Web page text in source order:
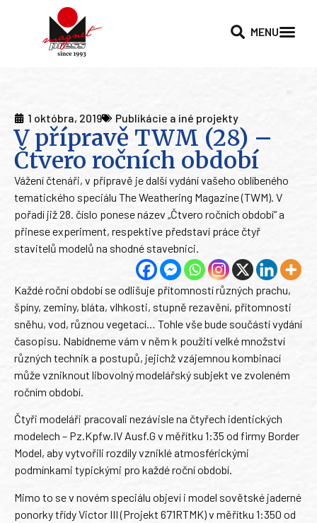
MENU
1 októbra, 2019 Publikácie a iné projekty
V přípravě TWM (28) –
Čtvero ročních období
Vážení čtenáři, v přípravě je další vydání vašeho oblíbeného
tematického speciálu The Weathering Magazine (TWM). V
pořadí již 28. číslo ponese název „Čtvero ročních období“ a
přinese experiment, respektive představí práce čtyř
stavitelů modelů na shodné stavebnici.
Každé roční období se odlišuje přítomností různých prachu,
špíny, zeminy, bláta, vlhkosti, stupně rezavění, přítomnosti
sněhu, vod, různou vegetací… Tohle vše bude součástí vydání
časopisu. Nabídneme vám v něm k použití velké množství
různých technik a postupů, jejichž vzájemnou kombinací
může vzniknout libovolný modelářský subjekt ve zvoleném
ročním období.
Čtyři modeláři pracovali nezávisle na čtyřech identických
modelech – Pz.Kpfw.IV Ausf.G v měřítku 1:35 od firmy Border
Model, aby vytvořili rozdíly vzniklé atmosférickými
podmínkami typickými pro každé roční období.
Mimo to se v novém speciálu objeví i model sovětské jaderné
ponorky třídy Victor III (Projekt 671RTMK) v měřítku 1:350 od